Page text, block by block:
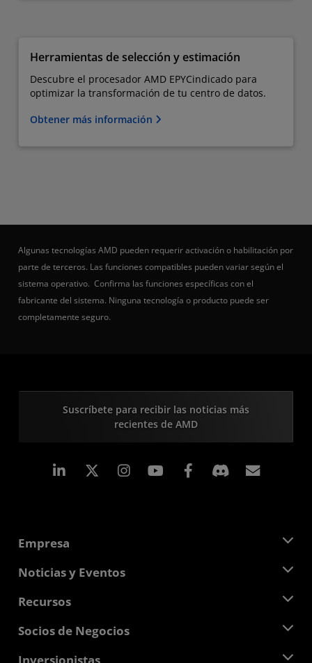
Herramientas de selección y estimación
Descubre el procesador AMD EPYC​indicado para
optimizar la transformación de tu centro de datos.
Obtener más información
Algunas tecnologías AMD pueden requerir activación o habilitación por
parte de terceros. Las funciones compatibles pueden variar según el
sistema operativo. Confirma las funciones específicas con el
fabricante del sistema. Ninguna tecnología o producto puede ser
completamente seguro.
Suscríbete para recibir las noticias más
recientes de AMD
LinkedIn Instagram Facebook
Empresa
Acerca de AMD
Responsabilidad corporativa
Carreras profesionales
Noticias y Eventos
Sala de prensa
Biblioteca multimedia
Recursos
Centro para desarrolladores
Socios de Negocios
Centro para socios de AMD